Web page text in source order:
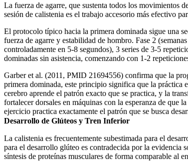
La fuerza de agarre, que sustenta todos los movimientos
sesión de calistenia es el trabajo accesorio más efectivo
El protocolo típico hacia la primera dominada sigue una
fuerza de agarre y estabilidad de hombro. Fase 2
controladamente en 5-8 segundos), 3 series de 3-5
dominadas sin asistencia, comenzando con 1-2
Garber et al. (2011, PMID 21694556) confirma que la
primera dominada, este principio significa que la práctica
cerebro aprende el patrón exacto que se practica, y la
fortalecer dorsales en máquinas con la esperanza de que
ejercicio practica exactamente el patrón que se busca
Desarrollo de Glúteos y Tren Inferior
La calistenia es frecuentemente subestimada para el
para el desarrollo glúteo es contradecida por la evidencia
síntesis de proteínas musculares de forma comparable al